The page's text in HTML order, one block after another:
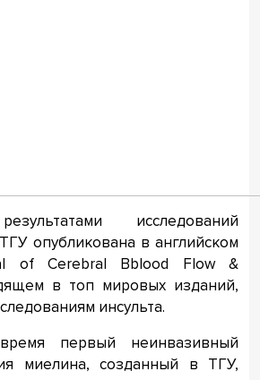
исследований
опубликована в английском
of Сerebral Bblood Flow &
в топ мировых изданий,
инсульта.
первый неинвазивный
миелина, созданный в ТГУ,